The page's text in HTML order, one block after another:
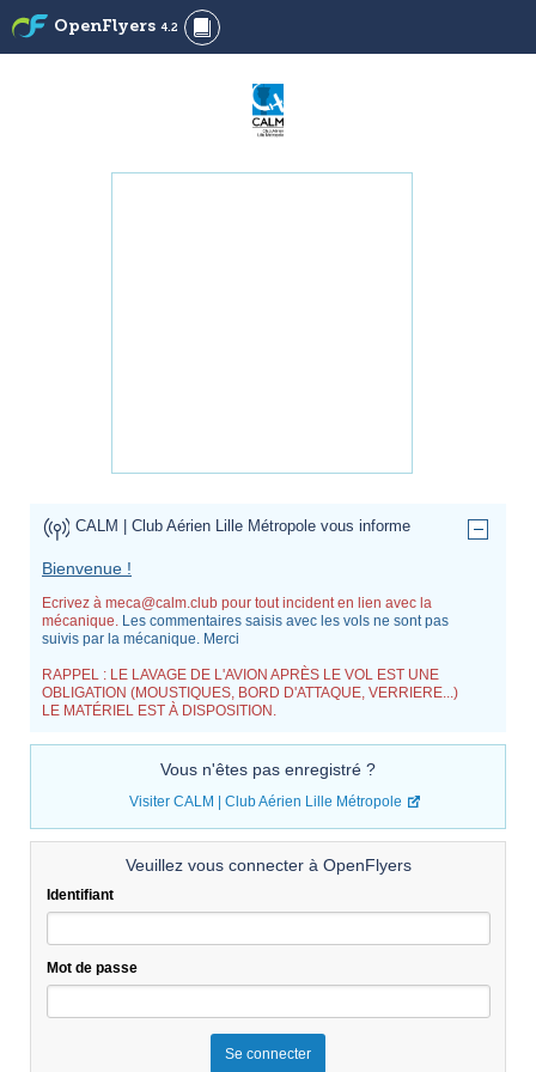
OpenFlyers 4.2
CALM | Club Aérien Lille Métropole vous informe
Bienvenue !
Ecrivez à meca@calm.club pour tout incident en lien avec la
mécanique. Les commentaires saisis avec les vols ne sont pas
suivis par la mécanique. Merci
RAPPEL : LE LAVAGE DE L'AVION APRÈS LE VOL EST UNE
OBLIGATION (MOUSTIQUES, BORD D'ATTAQUE, VERRIERE...)
LE MATÉRIEL EST À DISPOSITION.
Vous n'êtes pas enregistré ?
Visiter CALM | Club Aérien Lille Métropole
Veuillez vous connecter à OpenFlyers
Identifiant
Mot de passe